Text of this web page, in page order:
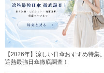
【2026年】涼しい日傘おすすめ特集。
遮熱最強日傘徹底調査！